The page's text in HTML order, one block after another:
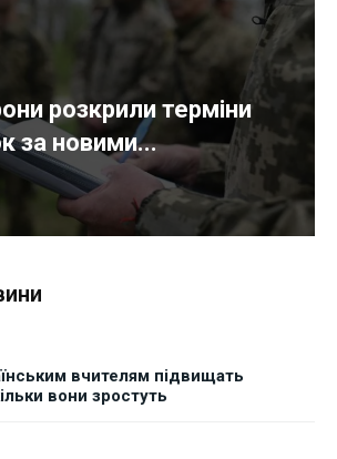
розкрили терміни
за новими...
вчителям підвищать
вони зростуть